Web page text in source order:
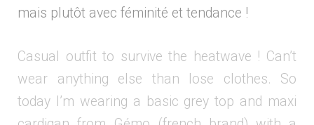
mais plutôt avec féminité et tendance !
Casual outfit to survive the heatwave ! Can’t
wear anything else than lose clothes. So
today I’m wearing a basic grey top and maxi